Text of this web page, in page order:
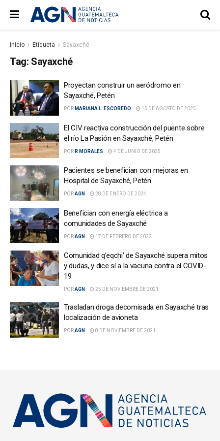
Inicio Etiqueta Sayaxché
Tag: Sayaxché
Proyectan construir un aeródromo en
Sayaxché, Petén
POR MARIANA L. ESCOBEDO 15 DE AGOSTO DE 2025
El CIV reactiva construcción del puente sobre
el río La Pasión en Sayaxché, Petén
POR R MORALES 4 DE JUNIO DE 2025
Pacientes se benefician con mejoras en
Hospital de Sayaxché, Petén
PORAGN 28 DE ENERO DE 2024
Benefician con energía eléctrica a
comunidades de Sayaxché
PORAGN 17 DE FEBRERO DE 2022
Comunidad q’eqchi’ de Sayaxché supera mitos
y dudas, y dice sí a la vacuna contra el COVID-
19
PORAGN 25 DE NOVIEMBRE DE 2021
Trasladan droga decomisada en Sayaxché tras
localización de avioneta
PORAGN 8 DE NOVIEMBRE DE 2021